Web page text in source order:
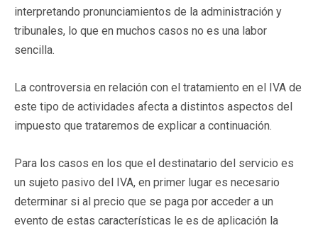
interpretando pronunciamientos de la administración y
tribunales, lo que en muchos casos no es una labor
sencilla.
La controversia en relación con el tratamiento en el IVA de
este tipo de actividades afecta a distintos aspectos del
impuesto que trataremos de explicar a continuación.
Para los casos en los que el destinatario del servicio es
un sujeto pasivo del IVA, en primer lugar es necesario
determinar si al precio que se paga por acceder a un
evento de estas características le es de aplicación la